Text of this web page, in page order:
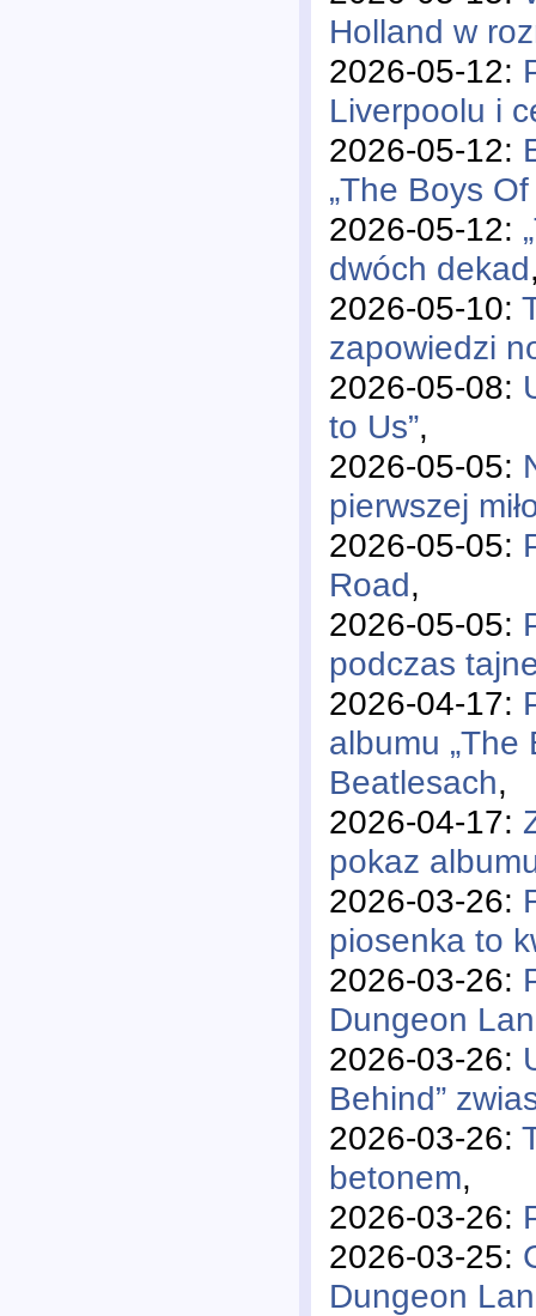
Holland w
2026-05-12:
Liverpoolu i
2026-05-12:
„The Boys
2026-05-12:
dwóch dekad
2026-05-10:
zapowiedzi
2026-05-08:
to Us”,
2026-05-05:
pierwszej
2026-05-05:
Road,
2026-05-05:
podczas
2026-04-17:
albumu
Beatlesach,
2026-04-17:
pokaz
2026-03-26:
piosenka to
2026-03-26:
Dungeon
2026-03-26:
Behind”
2026-03-26:
betonem,
2026-03-26:
2026-03-25:
Dungeon